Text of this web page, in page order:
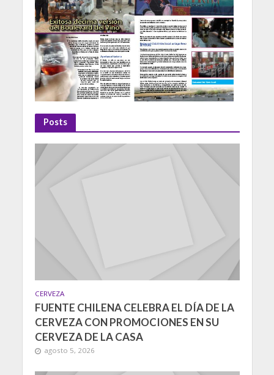
Posts
CERVEZA
FUENTE CHILENA CELEBRA EL DÍA DE LA
CERVEZA CON PROMOCIONES EN SU
CERVEZA DE LA CASA
agosto 5, 2026